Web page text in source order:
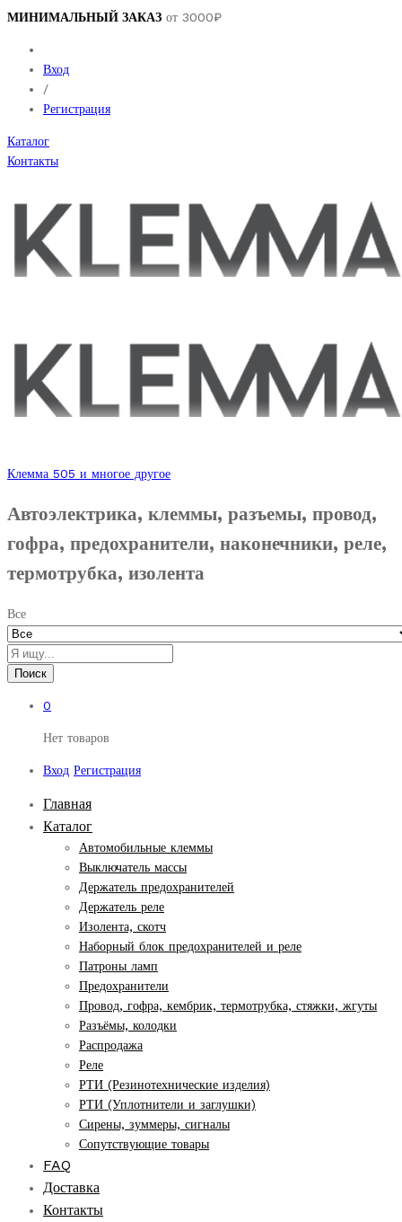
МИНИМАЛЬНЫЙ ЗАКАЗ от 3000₽
Вход
/
Регистрация
Каталог
Контакты
Клемма 505 и многое другое
Автоэлектрика, клеммы, разъемы, провод,
гофра, предохранители, наконечники, реле,
термотрубка, изолента
Все
Поиск
0
Нет товаров
Вход Регистрация
Главная
Каталог
Автомобильные клеммы
Выключатель массы
Держатель предохранителей
Держатель реле
Изолента, скотч
Наборный блок предохранителей и реле
Патроны ламп
Предохранители
Провод, гофра, кембрик, термотрубка, стяжки, жгуты
Разъёмы, колодки
Распродажа
Реле
РТИ (Резинотехнические изделия)
РТИ (Уплотнители и заглушки)
Сирены, зуммеры, сигналы
Сопутствующие товары
FAQ
Доставка
Контакты